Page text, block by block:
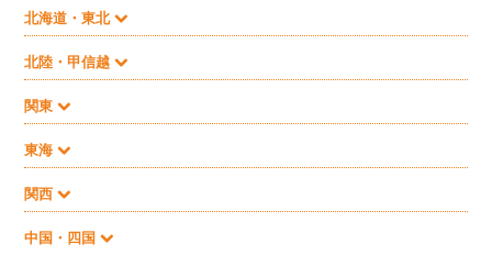
北海道・東北
北陸・甲信越
関東
東海
関西
中国・四国